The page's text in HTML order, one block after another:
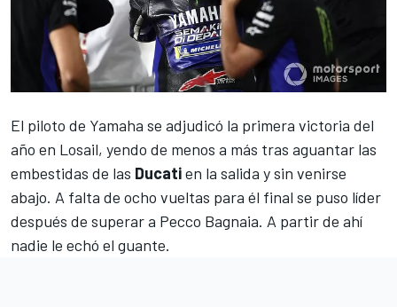
El piloto de Yamaha se adjudicó la primera victoria del
año en Losail, yendo de menos a más tras aguantar las
embestidas de las Ducatien la salida y sin venirse
abajo. A falta de ocho vueltas para él final se puso líder
después de superar a Pecco Bagnaia. A partir de ahí
nadie le echó el guante.